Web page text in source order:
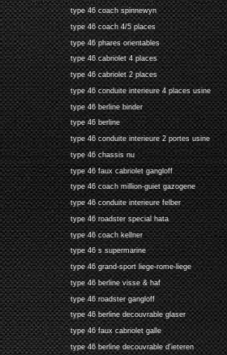
type 46 coach spinnewyn
type 46 coach 4/5 places
type 46 phares orientables
type 46 cabriolet 4 places
type 46 cabriolet 2 places
type 46 conduite interieure 4 places usine
type 46 berline binder
type 46 berline
type 46 conduite interieure 2 portes usine
type 46 chassis nu
type 46 faux cabriolet gangloff
type 46 coach million-guiet gazogene
type 46 conduite interieure felber
type 46 roadster special hata
type 46 coach kellner
type 46 s supermarine
type 46 grand-sport liege-rome-liege
type 46 berline visse & haf
type 46 roadster gangloff
type 46 berline decouvrable glaser
type 46 faux cabriolet galle
type 46 berline decouvrable d'ieteren